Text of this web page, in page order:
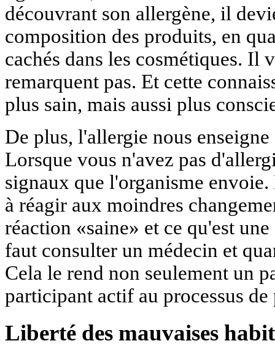
découvrant son allergène, il
composition des produits, en
cachés dans les cosmétiques. Il
remarquent pas. Et cette
plus sain, mais aussi plus
De plus, l'allergie nous
Lorsque vous n'avez pas
signaux que l'organisme
à réagir aux moindres
réaction «saine» et ce qu'est
faut consulter un médecin et
Cela le rend non seulement un
participant actif au processus de
Liberté des mauvaises